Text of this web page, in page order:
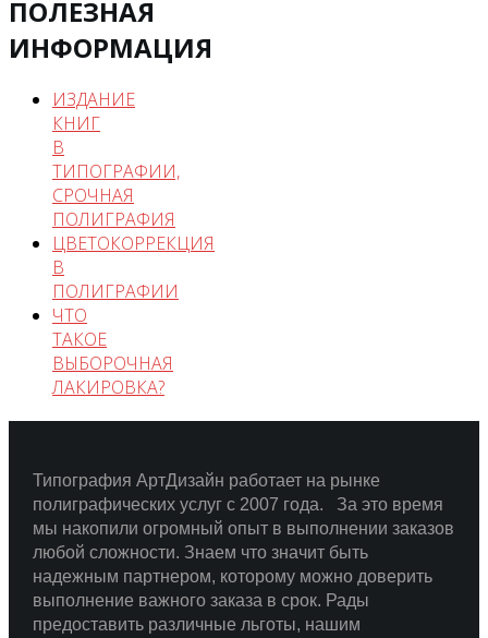
ПОЛЕЗНАЯ
ИНФОРМАЦИЯ
ИЗДАНИЕ
КНИГ
В
ТИПОГРАФИИ,
СРОЧНАЯ
ПОЛИГРАФИЯ
ЦВЕТОКОРРЕКЦИЯ
В
ПОЛИГРАФИИ
ЧТО
ТАКОЕ
ВЫБОРОЧНАЯ
ЛАКИРОВКА?
Типография АртДизайн работает на рынке
полиграфических услуг с 2007 года. За это время
мы накопили огромный опыт в выполнении заказов
любой сложности. Знаем что значит быть
надежным партнером, которому можно доверить
выполнение важного заказа в срок. Рады
предоставить различные льготы, нашим